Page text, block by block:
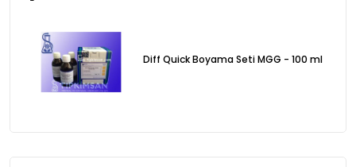
Diff Quick Boyama Seti MGG - 100 ml